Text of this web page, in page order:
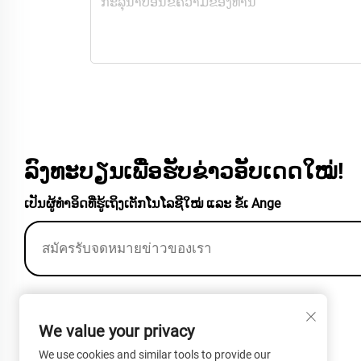
ລົງທະບຽນເພື່ອຮັບຂ່າວອັບເດດໃໝ່!
ເປັນຜູ້ທຳອິດທີ່ຮູ້ເຖິງເຕັກໂນໂລຊີໃໝ່ ແລະ ຂໍ້ເ Ange
ຕະຫຼອງ Xinhe, ເມືອງ Chongming, ສີ່ຈ້າງ, ຈີນ
+86-13801938407
We value your privacy
We use cookies and similar tools to provide our